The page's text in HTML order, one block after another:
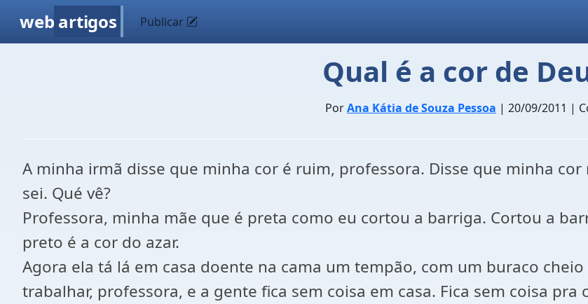
web artigos Publicar
Qual é a cor de
PorAna Kátia de Souza Pessoa | 20/09/2011 |
A minha irmã disse que minha cor é ruim, professora. Disse que minha cor
sei. Qué vê?
Professora, minha mãe que é preta como eu cortou a barriga. Cortou a
preto é a cor do azar.
Agora ela tá lá em casa doente na cama um tempão, com um buraco
trabalhar, professora, e a gente fica sem coisa em casa. Fica sem coisa pra